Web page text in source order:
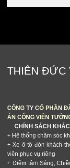
THIÊN ĐỨC
CÔNG TYCỔ PHẦN
ÁN CÔNG VIÊN
CHÍNH SÁCH
+ Hệ thống chăm sóc
+ Xe ô tô đón khách
viên phục vụ riêng
+ Điểm tâm Sáng,